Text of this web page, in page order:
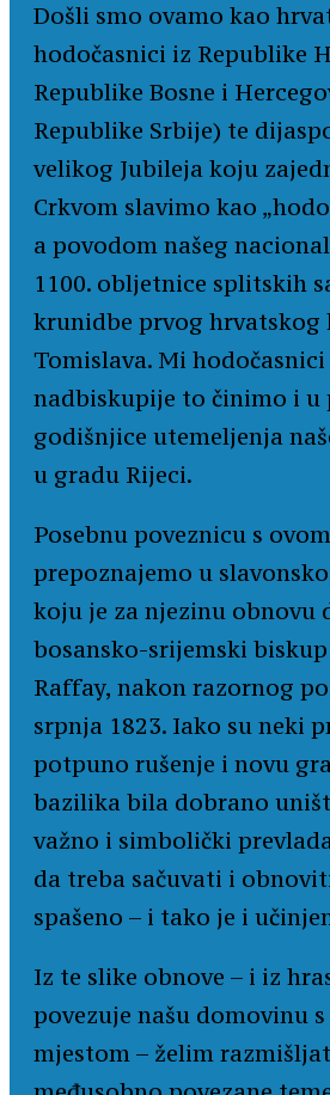
Došli smo ovamo kao
hodočasnici iz Republike
Republike Bosne i
Republike Srbije) te
velikog Jubileja koju
Crkvom slavimo kao
a povodom našeg
1100. obljetnice splitskih
krunidbe prvog hrvatskog
Tomislava. Mi hodočasnici
nadbiskupije to činimo i u
godišnjice utemeljenja
u gradu Rijeci.
Posebnu poveznicu s
prepoznajemo u
koju je za njezinu obnovu
bosansko-srijemski
Raffay, nakon razornog
srpnja 1823. Iako su neki
potpuno rušenje i novu
bazilika bila dobrano
važno i simbolički
da treba sačuvati i
spašeno – i tako je i
Iz te slike obnove – i iz
povezuje našu domovinu
mjestom – želim